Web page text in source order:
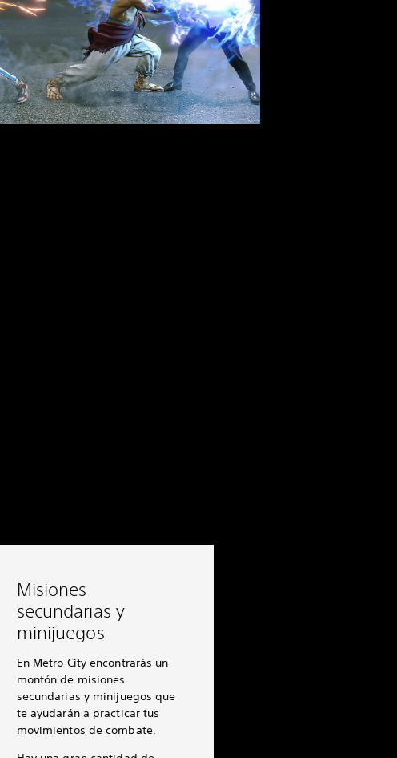
Misiones
secundarias y
minijuegos
En Metro City encontrarás un
montón de misiones
secundarias y minijuegos que
te ayudarán a practicar tus
movimientos de combate.